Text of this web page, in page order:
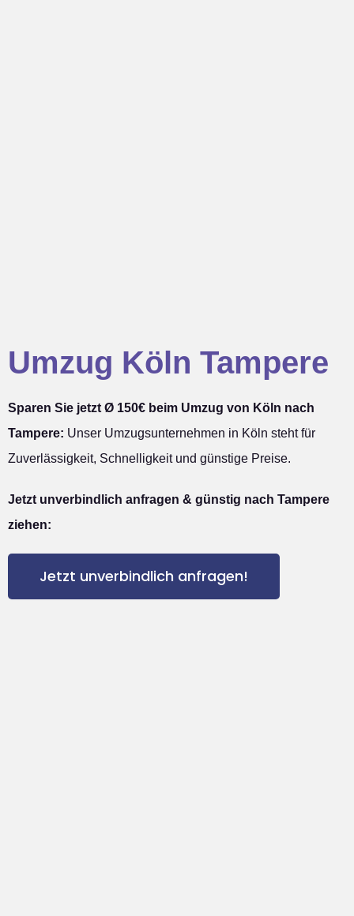
Umzug Köln Tampere
Sparen Sie jetzt Ø 150€ beim Umzug von Köln nach
Tampere: Unser Umzugsunternehmen in Köln steht für
Zuverlässigkeit, Schnelligkeit und günstige Preise.
Jetzt unverbindlich anfragen & günstig nach Tampere
ziehen:
Jetzt unverbindlich anfragen!